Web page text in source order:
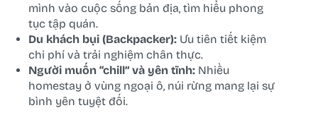
mình vào cuộc sống bản địa, tìm hiểu phong
tục tập quán.
Du khách bụi (Backpacker): Ưu tiên tiết kiệm
chi phí và trải nghiệm chân thực.
Người muốn “chill” và yên tĩnh: Nhiều
homestay ở vùng ngoại ô, núi rừng mang lại sự
bình yên tuyệt đối.